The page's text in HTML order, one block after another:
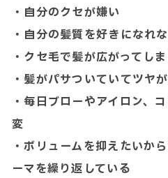
・自分のクセが嫌い
・自分の髪質を好きになれ
・クセ毛で髪が広がってしま
・髪がパサついていてツヤ
・毎日ブローやアイロン、
変
・ボリュームを抑えたいか
ーマを繰り返している